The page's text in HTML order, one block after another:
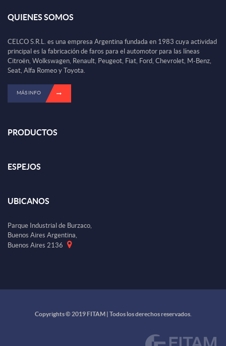
QUIENES SOMOS
CELCO S.R.L. es una empresa Argentina fundada en 1983 cuya actividad
principal es la fabricación de faros para el automotor para las líneas
Citroën, Wolkswagen, Renault, Peugeot, Fiat, Ford, Chevrolet, M-Benz,
Seat, Alfa Romeo y Toyota.
MÁS INFO
PRODUCTOS
ESPEJOS
UBICANOS
Parque Industrial de Burzaco,
Buenos Aires Argentina,
Buenos Aires 2136
Copyrights © 2019 FITAM | Todos los derechos reservados.